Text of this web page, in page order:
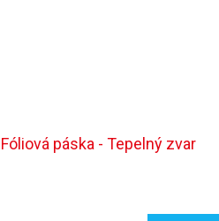
Fóliová páska - Tepelný zvar